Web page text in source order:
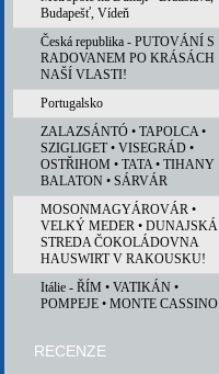
Budapešť, Vídeň
Česká republika - PUTOVÁNÍ S
RADOVANEM PO KRÁSÁCH
NAŠÍ VLASTI!
Portugalsko
ZALAZSÁNTÓ • TAPOLCA •
SZIGLIGET • VISEGRÁD •
OSTŘIHOM • TATA • TIHANY
BALATON • SÁRVÁR
MOSONMAGYÁROVÁR •
VELKÝ MEDER • DUNAJSKÁ
STREDA ČOKOLÁDOVNA
HAUSWIRT V RAKOUSKU!
Itálie - ŘÍM • VATIKÁN •
POMPEJE • MONTE CASSINO
RECENZE